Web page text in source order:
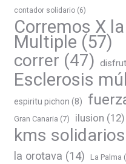
contador solidario (6)
Corremos X
Multiple (57)
correr (47)
Esclerosis
espiritu pichon (8)
Gran Canaria (7) ilusion (12)
kms solidarios
la orotava (14) La Palma